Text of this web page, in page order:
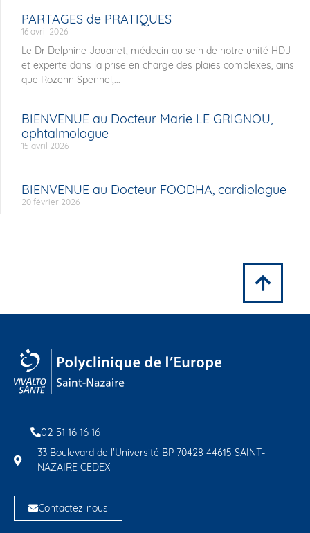
PARTAGES de PRATIQUES
16 avril 2026
Le Dr Delphine Jouanet, médecin au sein de notre unité HDJ
et experte dans la prise en charge des plaies complexes, ainsi
que Rozenn Spennel,...
BIENVENUE au Docteur Marie LE GRIGNOU,
ophtalmologue
15 avril 2026
BIENVENUE au Docteur FOODHA, cardiologue
20 février 2026
02 51 16 16 16
33 Boulevard de l'Université BP 70428 44615 SAINT-
NAZAIRE CEDEX
Contactez-nous